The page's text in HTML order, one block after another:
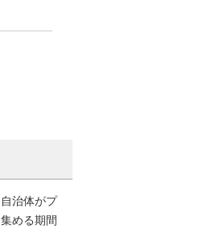
治体がプ
める期間